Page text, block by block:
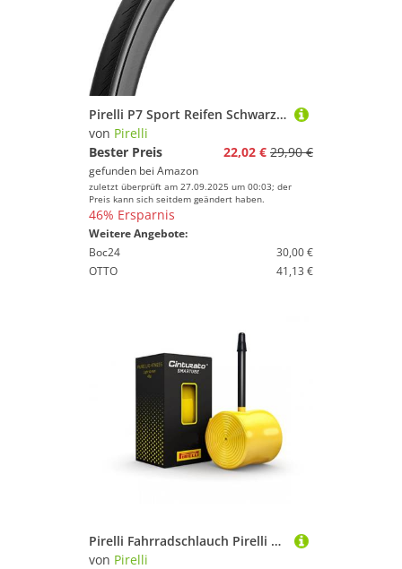
Pirelli P7 Sport Reifen Schwarz 24-622
von Pirelli
Bester Preis
22,02 € 29,90 €
gefunden bei Amazon
zuletzt überprüft am 27.09.2025 um 00:03; der
Preis kann sich seitdem geändert haben.
46% Ersparnis
Weitere Angebote:
Boc24
30,00 €
OTTO
41,13 €
Pirelli Fahrradschlauch Pirelli Schlauch Scorpion SmarTube 27.5x2.20-2.60" (59-70/584) SV 42mm
von Pirelli